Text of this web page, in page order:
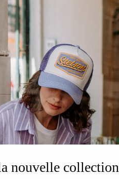
nouvelle collection